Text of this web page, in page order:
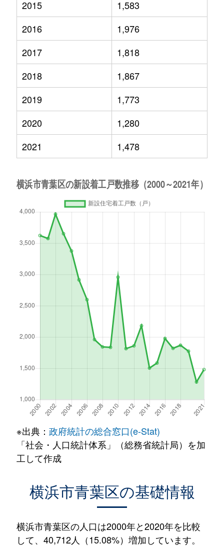
2015
1,583
2016
1,976
2017
1,818
2018
1,867
2019
1,773
2020
1,280
2021
1,478
※出典： 政府統計の総合窓口(e-Stat)
「社会・人口統計体系」（総務省統計局）を加
工して作成
横浜市青葉区の基礎情報
横浜市青葉区の人口は2000年と2020年を比較
して、40,712人（15.08%）増加しています。